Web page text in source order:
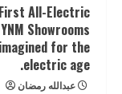
First All-Electric
Showrooms
for the
electric age.
عبدالله رمضان